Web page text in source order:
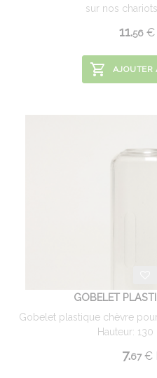
sur nos chariots
11.56 €
AJOUTER
GOBELET
Gobelet plastique chèvre
Hauteur: 130
7.67 €